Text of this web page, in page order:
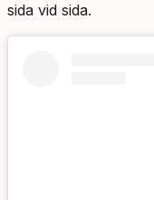
sida vid sida.